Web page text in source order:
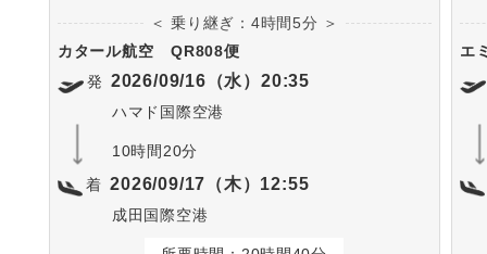
＜ 乗り継ぎ：4時間5分 ＞
カタール航空
QR808便
発 2026/09/16（水）20:35
ハマド国際空港
10時間20分
着 2026/09/17（木）12:55
成田国際空港
エ